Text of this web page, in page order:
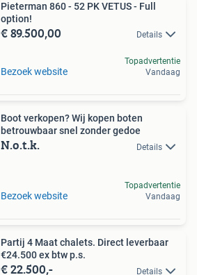
Pieterman 860 - 52 PK VETUS - Full
option!
€ 89.500,00 Details
Bezoek website
Topadvertentie
Vandaag
Boot verkopen? Wij kopen boten
betrouwbaar snel zonder gedoe
N.o.t.k. Details
Bezoek website
Topadvertentie
Vandaag
Partij 4 Maat chalets. Direct leverbaar
€24.500 ex btw p.s.
€ 22.500,- Details